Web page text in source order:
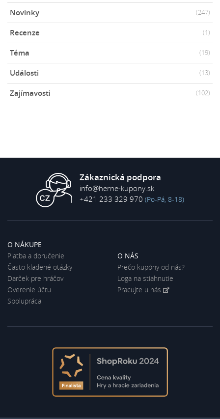
Novinky (247)
Recenze (1)
Téma (19)
Události (13)
Zajímavosti (102)
Zákaznická podpora
info@herne-kupony.sk
+421 233 329 970 (Po-Pá, 8-18)
O NÁKUPE
Platba a doručenie
Často kladené otázky
Darček pre hráčov
Overenie účtu
Spolupráca
O NÁS
Prečo kupóny od nás?
Loga na stiahnutie
Pracujte u nás